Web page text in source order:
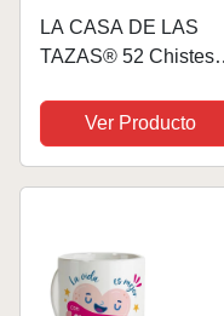
LA CASA DE LAS
TAZAS® 52 Chistes
Regalos Graciosos -
Tazas Graciosas -
Regalo Original,
Ver Producto